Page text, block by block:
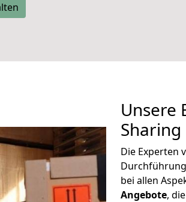
Unsere
Die Experten
bei allen
Angebote,